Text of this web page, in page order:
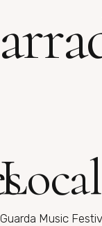
Local
Guarda Music